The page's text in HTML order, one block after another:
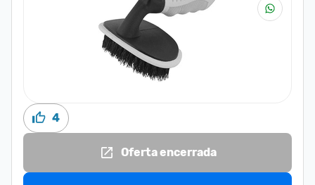
4
Oferta encerrada